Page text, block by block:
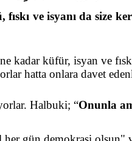
ve isyanı da size
küfür, isyan ve
hatta onlara davet
Halbuki; “Onunla